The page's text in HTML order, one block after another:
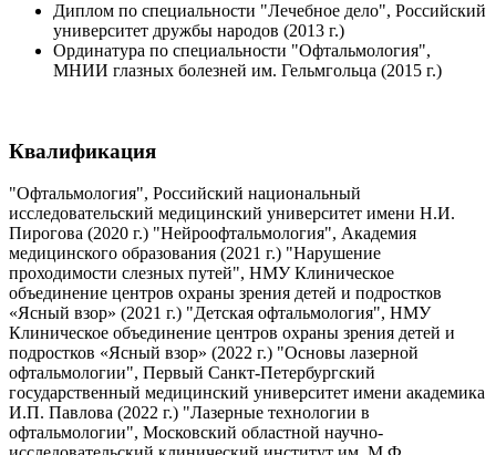
Диплом по специальности "Лечебное дело", Российский
университет дружбы народов (2013 г.)
Ординатура по специальности "Офтальмология",
МНИИ глазных болезней им. Гельмгольца (2015 г.)
Квалификация
"Офтальмология", Российский национальный
исследовательский медицинский университет имени Н.И.
Пирогова (2020 г.) "Нейроофтальмология", Академия
медицинского образования (2021 г.) "Нарушение
проходимости слезных путей", НМУ Клиническое
объединение центров охраны зрения детей и подростков
«Ясный взор» (2021 г.) "Детская офтальмология", НМУ
Клиническое объединение центров охраны зрения детей и
подростков «Ясный взор» (2022 г.) "Основы лазерной
офтальмологии", Первый Санкт-Петербургский
государственный медицинский университет имени академика
И.П. Павлова (2022 г.) "Лазерные технологии в
офтальмологии", Московский областной научно-